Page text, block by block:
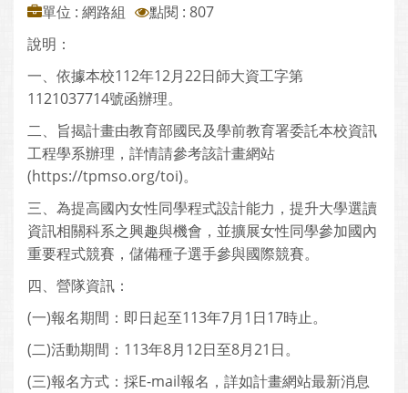
單位 : 網路組
點閱 : 807
說明：
一、依據本校112年12月22日師大資工字第
1121037714號函辦理。
二、旨揭計畫由教育部國民及學前教育署委託本校資訊
工程學系辦理，詳情請參考該計畫網站
(https://tpmso.org/toi)。
三、為提高國內女性同學程式設計能力，提升大學選讀
資訊相關科系之興趣與機會，並擴展女性同學參加國內
重要程式競賽，儲備種子選手參與國際競賽。
四、營隊資訊：
(一)報名期間：即日起至113年7月1日17時止。
(二)活動期間：113年8月12日至8月21日。
(三)報名方式：採E-mail報名，詳如計畫網站最新消息